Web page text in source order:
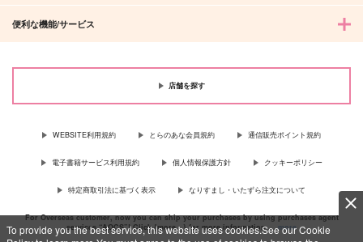
To provide you the best service, this website uses cookies.See our Cookie
便利な機能/サービス
店舗を探す
WEBSITE利用規約 とらのあな会員規約 通信販売ポイント規約
電子書籍サービス利用規約 個人情報保護方針 クッキーポリシー
特定商取引法に基づく表示 なりすまし・いたずら注文について
For Overseas customer, now you can ship your purchases by using purchases agent
services “AOCS”! Click {more…} for more information …more